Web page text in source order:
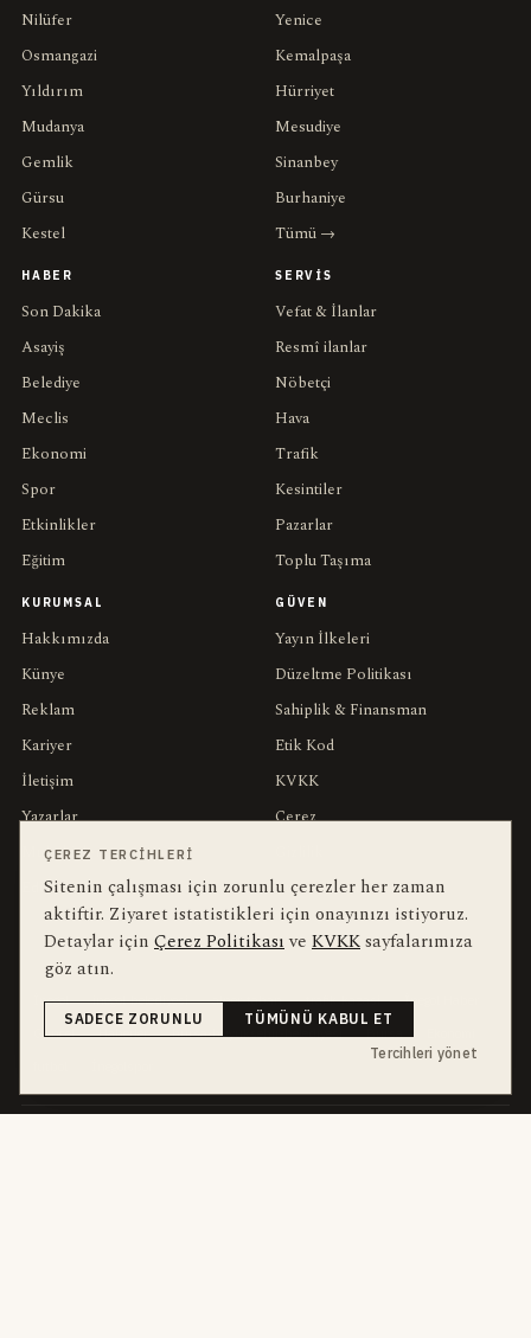
Nilüfer
Osmangazi
Yıldırım
Mudanya
Gemlik
Gürsu
Kestel
Yenice
Kemalpaşa
Hürriyet
Mesudiye
Sinanbey
Burhaniye
Tümü →
HABER
Son Dakika
Asayiş
Belediye
Meclis
Ekonomi
Spor
Etkinlikler
Eğitim
SERVIS
Vefat & İlanlar
Resmî ilanlar
Nöbetçi
Hava
Trafik
Kesintiler
Pazarlar
Toplu Taşıma
KURUMSAL
Hakkımızda
Künye
Reklam
Kariyer
İletişim
Yazarlar
Muhabirler
Editörler
GÜVEN
Yayın İlkeleri
Düzeltme Politikası
Sahiplik & Finansman
Etik Kod
KVKK
Çerez
Kullanım Şartları
YEREL ARANANLAR
İnegöl inegol-belediyesi alper-taban trafik-kazasi
İnegöl Haber
Güncel
Haberler bursa-buyuksehir-belediyesi Bursa
ÇEREZ TERCIHLERI
Sitenin çalışması için zorunlu çerezler her zaman
aktiftir. Ziyaret istatistikleri için onayınızı istiyoruz.
Detaylar için Çerez Politikasıve KVKKsayfalarımıza
göz atın.
SADECE ZORUNLU
TÜMÜNÜ KABUL ET
Tercihleri yönet